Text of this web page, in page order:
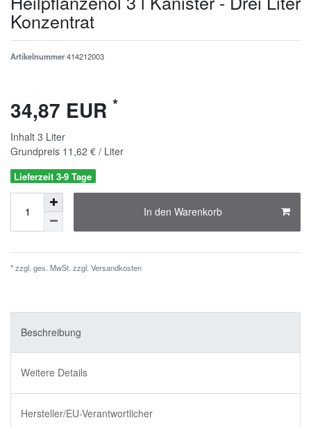
Konzentrat
Artikelnummer414212003
34,87 EUR *
Inhalt 3 Liter
Grundpreis 11,62 € / Liter
Lieferzeit 3-9 Tage
In den Warenkorb
* zzgl. ges. MwSt. zzgl. Versandkosten
Beschreibung
Weitere Details
Hersteller/EU-Verantwortlicher